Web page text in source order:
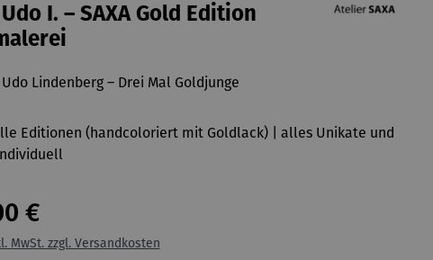
I. – SAXA Gold Edition
Lindenberg – Drei Mal Goldjunge
Editionen (handcoloriert mit Goldlack) | alles Unikate und
€
MwSt. zzgl. Versandkosten